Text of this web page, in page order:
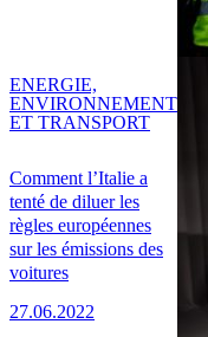
Comment l’Italie a
tenté de diluer les
règles européennes
sur les émissions des
voitures
27.06.2022
ENERGIE,
ENVIRONNEMENT
ET TRANSPORT